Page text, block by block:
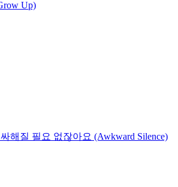
Up)
해질 필요 없잖아요 (Awkward Silence)